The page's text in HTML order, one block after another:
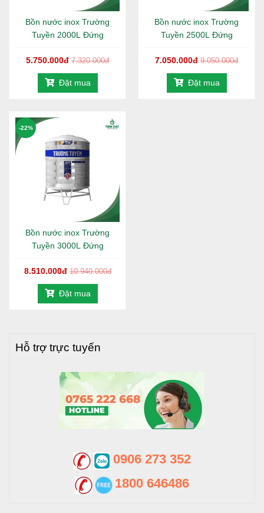
___________________________________
1500L đứng - 960mm
Bồn nướcinox Trường Tuyền đứng 1500L - 960mm – Giải
trường học... Sản phẩm được chế tạo từ chất liệu inox dày,
bền bỉ theo thời gian, chống gỉ sét hiệu quả. Bảo hành
chính hãng 5 năm và hỗ trợ bảo trì lên đến 12 năm, đảm
bảo an tâm sử dụng dài lâu.
Bồn nướcinox Toàn Mỹ Trường Tuyền 1500L đứng -
960mm với công nghệ tiên tiến mà Toàn Mỹ cải tiến và áp
dụng; đã giúp bồn inox loại bỏ hoàn toàn đường hàn, các
vết ghép nối cổ với thân bồn. Chất liệu inox SUS 304 đảm
bảo vệ sinh an toàn thực phẩm cho người dùng. Bồn inox
chứa nước Trường Tuyền có thiết kế sang trọng, bền vững
Không nên lắp đặt bồn nước ở mép trần, mép lan can, bề
phẩm cho người dùng. Bồn nước inox Trường Tuyền chỉ
cho nơi nhiễm phèn; nhiễm mặn. Tìm hiểu thêm về ưu và
nhược điểm giữa bồn inox và bồn nhựa.
inox Trường Tuyền 1500L đứng
Bồn nước inox Trường
Tuyền 2000L Đứng
5.750.000đ 7.320.000đ
Đặt mua
Bồn nước inox Trường
Tuyền 2500L Đứng
7.050.000đ 9.050.000đ
Đặt mua
Bồn nước inox Trường
Tuyền 3000L Đứng
8.510.000đ 10.940.000đ
-22%
Đặt mua
Hỗ trợ trực tuyến
0906 273 352
1800 646486